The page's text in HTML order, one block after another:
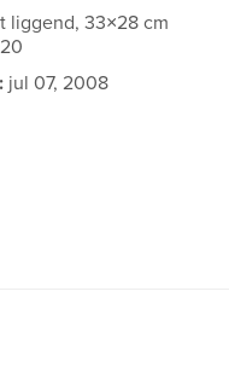
liggend, 33×28 cm
jul 07, 2008